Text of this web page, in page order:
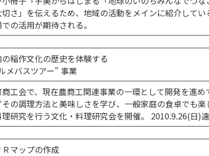
さ」を伝えるため、地域の活動をメインに紹介して
の活用が期待される。
稲作文化の歴史を体験する
メバスツアー” 事業
工会で、現在農商工関連事業の一環として開発を進
の調理方法と美味しさを学び、一般家庭の食卓でも
研究を行う文化・料理研究会を開催。 2010.9.26(日)
マップの作成